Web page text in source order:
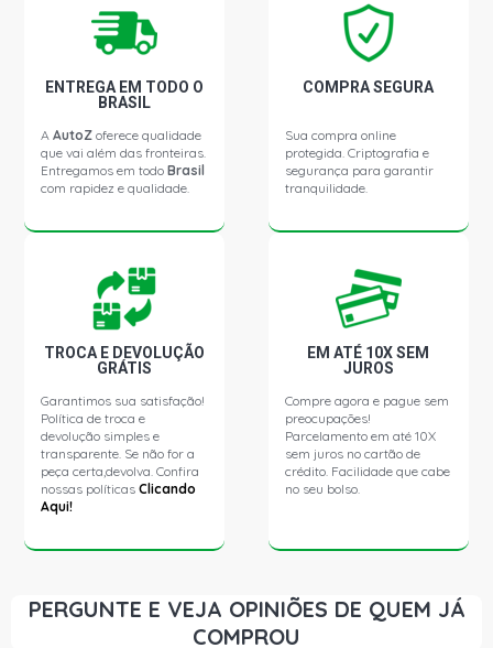
GOL G5 POWER HATCH 1.6 8V VHT EA111 CCRA L4 FLEX
ENTREGA EM TODO O
BRASIL
AAutoZ oferece qualidade
que vai além das fronteiras.
Entregamos em todoBrasil
com rapidez e qualidade.
COMPRA SEGURA
Sua compra online
protegida. Criptografia e
segurança para garantir
tranquilidade.
TROCA E DEVOLUÇÃO
GRÁTIS
Garantimos sua satisfação!
Política de troca e
devolução simples e
transparente. Se não for a
peça certa,devolva. Confira
nossas políticasClicando
Aqui!
EM ATÉ 10X SEM
JUROS
Compre agora e pague sem
preocupações!
Parcelamento em até 10X
sem juros no cartão de
crédito. Facilidade que cabe
no seu bolso.
PERGUNTE E VEJA OPINIÕES DE QUEM JÁ
COMPROU